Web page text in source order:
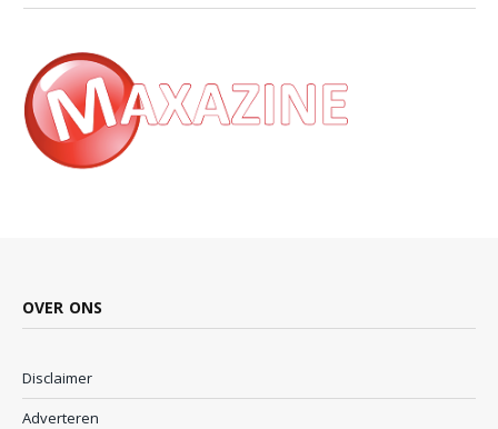
OVER ONS
Disclaimer
Adverteren